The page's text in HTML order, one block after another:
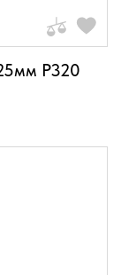
P320